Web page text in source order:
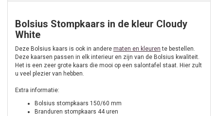
Bolsius Stompkaars in de kleur Cloudy
White
Deze Bolsius kaars is ook in andere maten en kleuren te bestellen.
Deze kaarsen passen in elk interieur en zijn van de Bolsius kwaliteit.
Het is een zeer grote kaars die mooi op een salontafel staat. Hier zult
u veel plezier van hebben.
Extra informatie:
Bolsius stompkaars 150/60 mm
Branduren stompkaars 44 uren